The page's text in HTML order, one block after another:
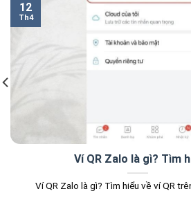
Ví QR Zalo là gì? Tìm
Ví QR Zalo là gì? Tìm hiểu về ví QR
12
Th4